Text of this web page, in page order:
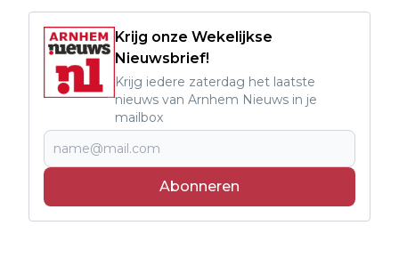
Krijg onze Wekelijkse
Nieuwsbrief!
Krijg iedere zaterdag het laatste
nieuws van Arnhem Nieuws in je
mailbox
Abonneren